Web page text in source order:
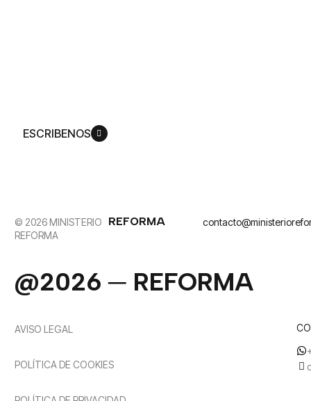
ESCRIBENOS
© 2026 MINISTERIO
REFORMA
REFORMA
@2026 ─ REFORMA
AVISO LEGAL
POLÍTICA DE COOKIES